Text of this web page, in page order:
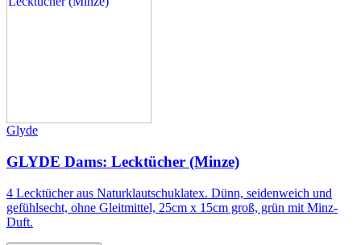
Glyde
GLYDE Dams: Lecktücher (Minze)
4 Lecktücher aus Naturklautschuklatex. Dünn, seidenweich und
gefühlsecht, ohne Gleitmittel, 25cm x 15cm groß, grün mit Minz-
Duft.